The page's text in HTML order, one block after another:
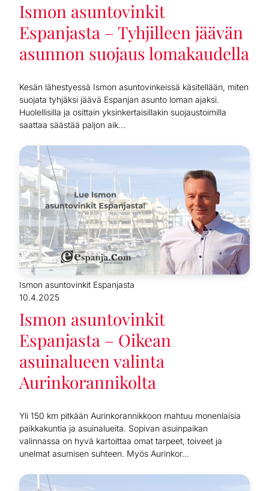
Ismon asuntovinkit
Espanjasta – Tyhjilleen jäävän
asunnon suojaus lomakaudella
Kesän lähestyessä Ismon asuntovinkeissä käsitellään, miten
suojata tyhjäksi jäävä Espanjan asunto loman ajaksi.
Huolellisilla ja osittain yksinkertaisillakin suojaustoimilla
saattaa säästää paljon aik...
Ismon asuntovinkit Espanjasta
10.4.2025
Ismon asuntovinkit
Espanjasta – Oikean
asuinalueen valinta
Aurinkorannikolta
Yli 150 km pitkään Aurinkorannikkoon mahtuu monenlaisia
paikkakuntia ja asuinalueita. Sopivan asuinpaikan
valinnassa on hyvä kartoittaa omat tarpeet, toiveet ja
unelmat asumisen suhteen. Myös Aurinkor...